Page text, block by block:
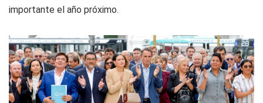
importante el año próximo.